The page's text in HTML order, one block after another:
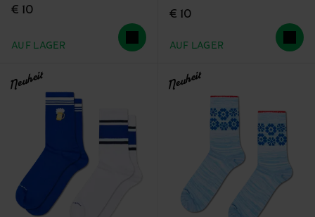
€ 10
AUF LAGER
€ 10
AUF LAGER
Neuheit Neuheit